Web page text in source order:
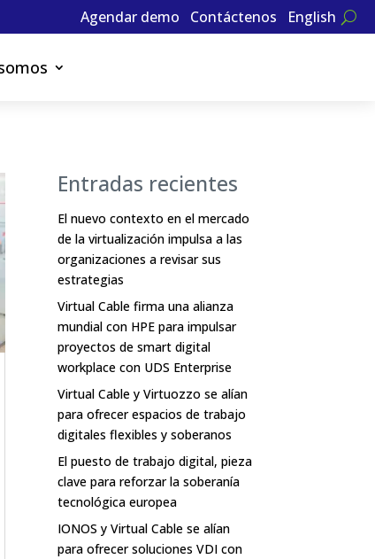
Agendar demo Contáctenos English
Entradas recientes
El nuevo contexto en el mercado
de la virtualización impulsa a las
organizaciones a revisar sus
estrategias
Virtual Cable firma una alianza
mundial con HPE para impulsar
proyectos de smart digital
workplace con UDS Enterprise
Virtual Cable y Virtuozzo se alían
para ofrecer espacios de trabajo
digitales flexibles y soberanos
El puesto de trabajo digital, pieza
clave para reforzar la soberanía
tecnológica europea
IONOS y Virtual Cable se alían
para ofrecer soluciones VDI con